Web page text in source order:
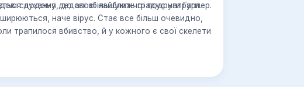
слухання дедалі збільшують градус напруги.
додому, до своєї найближчої подруги Гарпер.
наче вірус. Стає все більш очевидно,
трапилося вбивство, й у кожного є свої скелети